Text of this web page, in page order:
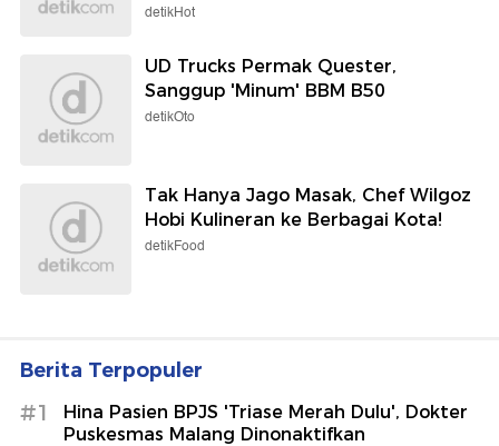
detikHot
UD Trucks Permak Quester,
Sanggup 'Minum' BBM B50
detikOto
Tak Hanya Jago Masak, Chef Wilgoz
Hobi Kulineran ke Berbagai Kota!
detikFood
Berita Terpopuler
#1
Hina Pasien BPJS 'Triase Merah Dulu', Dokter
Puskesmas Malang Dinonaktifkan